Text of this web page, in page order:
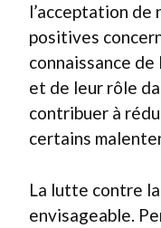
l’acceptation de
positives
connaissance
et de leur rôle
contribuer à
certains
La lutte contre
envisageable.